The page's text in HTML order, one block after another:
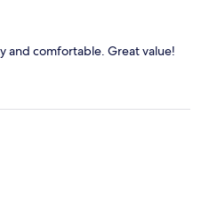
and comfortable. Great value!